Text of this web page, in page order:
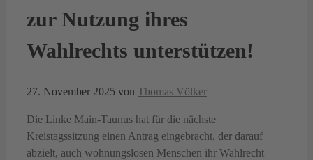
zur Nutzung ihres
Wahlrechts unterstützen!
27. November 2025 von Thomas Völker
Die Linke Main-Taunus hat für die nächste
Kreistagssitzung einen Antrag eingebracht, der darauf
abzielt, auch wohnungslosen Menschen ihr Wahlrecht